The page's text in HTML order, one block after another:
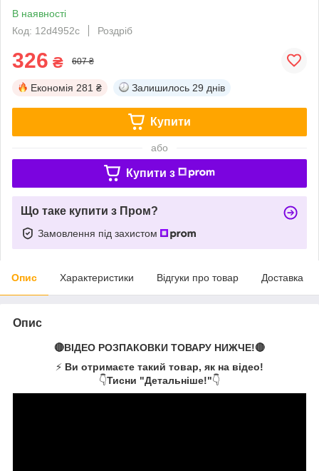
В наявності
Код: 12d4952c
Роздріб
326 ₴ 607 ₴
Економія 281 ₴ Залишилось 29 днів
Купити
або
Купити з
Що таке купити з Пром?
Замовлення під захистом
Опис Характеристики Відгуки про товар Доставка
Опис
🔴ВІДЕО РОЗПАКОВКИ ТОВАРУ НИЖЧЕ!🔴
⚡ Ви отримаєте такий товар, як на відео!
👇Тисни "Детальніше!"👇